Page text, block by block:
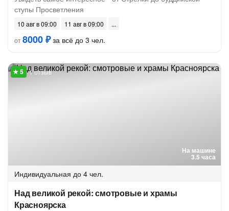
ступы Просветления
10 авг в 09:00
11 авг в 09:00
от8000 ₽за всё до 3 чел.
На машине
3.5 часа
1 отзыв
Индивидуальная до 4 чел.
Над великой рекой: смотровые и храмы
Красноярска